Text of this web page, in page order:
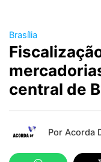
Brasília
central de
Por Acorda